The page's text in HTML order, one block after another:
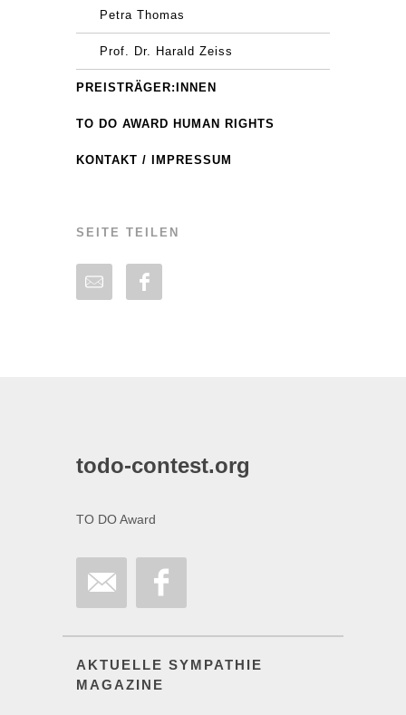
Petra Thomas
Prof. Dr. Harald Zeiss
PREISTRÄGER:INNEN
TO DO AWARD HUMAN RIGHTS
KONTAKT / IMPRESSUM
SEITE TEILEN
todo-contest.org
TO DO Award
AKTUELLE SYMPATHIE
MAGAZINE